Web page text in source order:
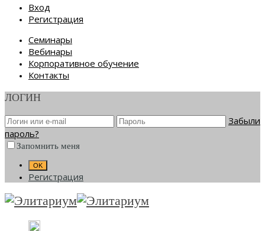
Вход
Регистрация
Семинары
Вебинары
Корпоративное обучение
Контакты
ЛОГИН
Забыли
пароль?
Запомнить меня
Регистрация